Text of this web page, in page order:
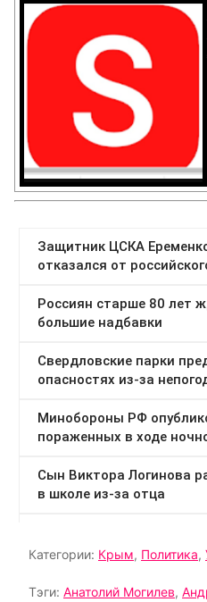
Категории: Крым, Политика,
Тэги: Анатолий Могилев,